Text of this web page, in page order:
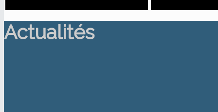
Actualités